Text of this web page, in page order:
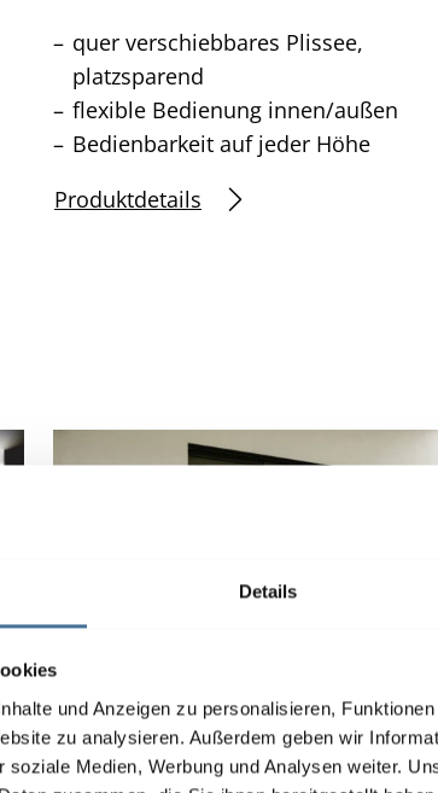
Details
und Anzeigen zu personalisieren,
zu analysieren. Außerdem geben wir
soziale Medien, Werbung und Analysen weiter.
quer verschiebbares Plissee,
platzsparend
flexible Bedienung innen/außen
Bedienbarkeit auf jeder Höhe
Produktdetails
Insektenschutz-Schiebetür